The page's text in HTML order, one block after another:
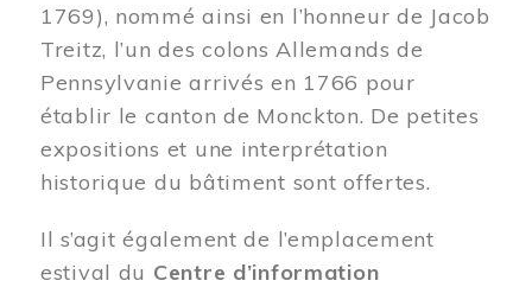
1769), nommé ainsi en l’honneur de Jacob
Treitz, l’un des colons Allemands de
Pennsylvanie arrivés en 1766 pour
établir le canton de Monckton. De petites
expositions et une interprétation
historique du bâtiment sont offertes.
Il s’agit également de l’emplacement
estival du Centre d’information